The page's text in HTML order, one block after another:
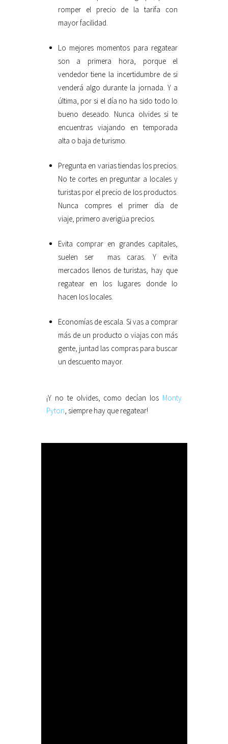
romper el precio de la tarifa con
mayor facilidad.
Lo mejores momentos para regatear
son a primera hora, porque el
vendedor tiene la incertidumbre de si
venderá algo durante la jornada. Y a
última, por si el día no ha sido todo lo
bueno deseado. Nunca olvides si te
encuentras viajando en temporada
alta o baja de turismo.
Pregunta en varias tiendas los precios.
No te cortes en preguntar a locales y
turistas por el precio de los productos.
Nunca compres el primer día de
viaje, primero averigüa precios.
Evita comprar en grandes capitales,
suelen ser mas caras. Y evita
mercados llenos de turistas, hay que
regatear en los lugares donde lo
hacen los locales.
Economías de escala. Si vas a comprar
más de un producto o viajas con más
gente, juntad las compras para buscar
un descuento mayor.
¡Y no te olvides, como decían los Monty
Pyton, siempre hay que regatear!